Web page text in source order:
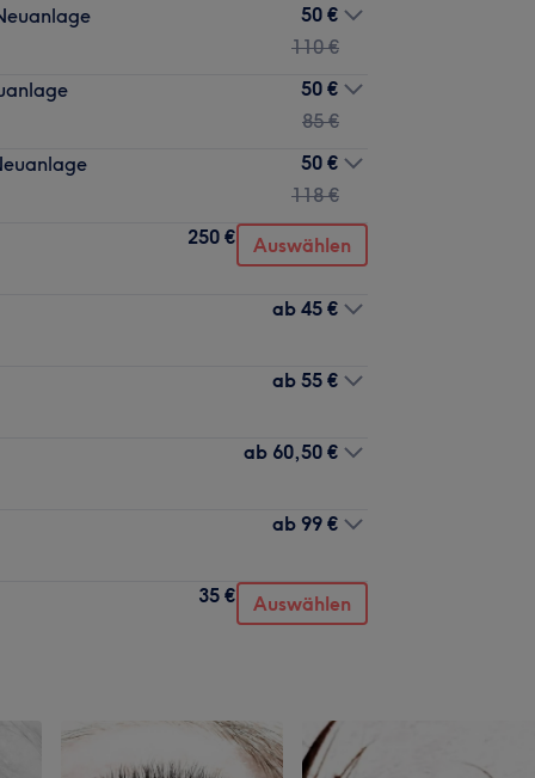
50 €
110 €
50 €
85 €
50 €
118 €
250 €
Auswählen
ab 45 €
ab 55 €
ab 60,50 €
ab 99 €
35 € Auswählen